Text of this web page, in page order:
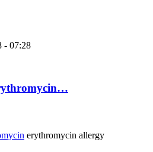
- 07:28
erythromycin allergy